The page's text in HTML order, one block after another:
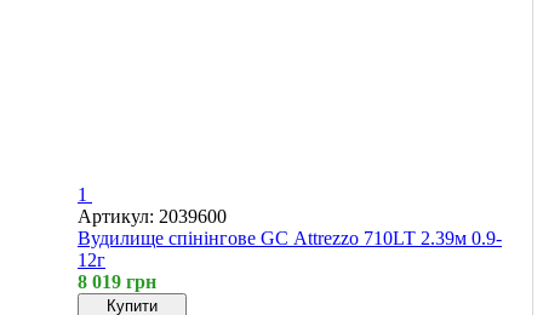
1
Артикул: 2039600
Вудилище спінінгове GC Attrezzo 710LT 2.39м 0.9-
12г
8 019 грн
Купити